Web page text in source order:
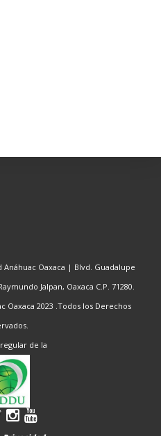
Oaxaca | Blvd. Guadalupe
Jalpan, Oaxaca C.P. 71280.
Oaxaca 2023 .Todos los Derechos
de la